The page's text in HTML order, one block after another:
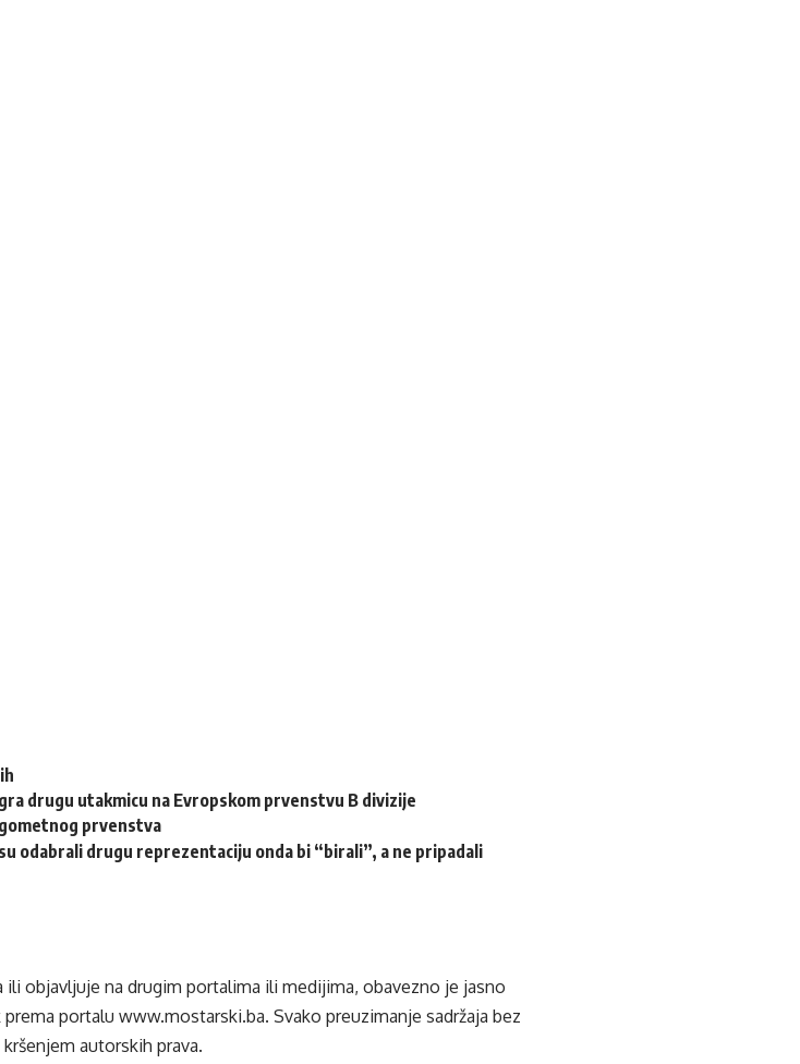
drugu utakmicu na Evropskom prvenstvu B divizije
prvenstva
odabrali drugu reprezentaciju onda bi “birali”, a ne pripadali
objavljuje na drugim portalima ili medijima, obavezno je jasno
portalu www.mostarski.ba. Svako preuzimanje sadržaja bez
autorskih prava.